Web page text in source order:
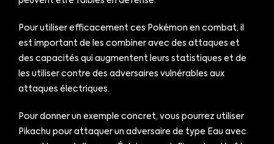
Pour utiliser efficacement ces Pokémon en combat, il
est important de les combiner avec des attaques et
des capacités qui augmentent leurs statistiques et de
les utiliser contre des adversaires vulnérables aux
attaques électriques.
Pour donner un exemple concret, vous pourrez utiliser
Pikachu pour attaquer un adversaire de type Eau avec